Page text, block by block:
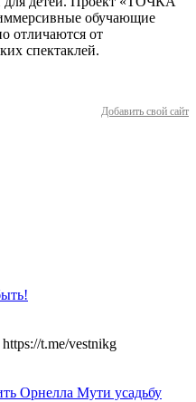
обучающие
отличаются от
спектаклей.
Добавить свой сайт
t.me/vestnikg
Орнелла Мути усадьбу